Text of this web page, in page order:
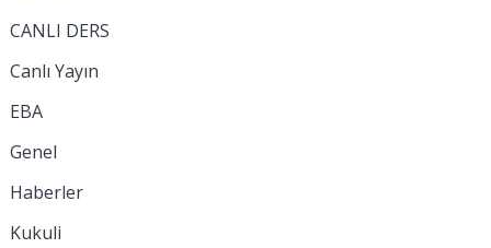
CANLI DERS
Canlı Yayın
EBA
Genel
Haberler
Kukuli